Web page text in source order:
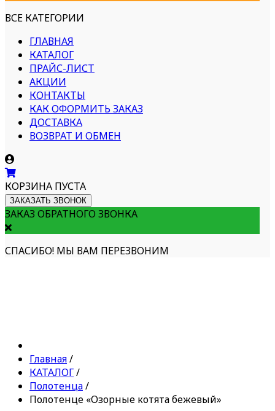
ВСЕ КАТЕГОРИИ
ГЛАВНАЯ
КАТАЛОГ
ПРАЙС-ЛИСТ
АКЦИИ
КОНТАКТЫ
КАК ОФОРМИТЬ ЗАКАЗ
ДОСТАВКА
ВОЗВРАТ И ОБМЕН
КОРЗИНА ПУСТА
ЗАКАЗАТЬ ЗВОНОК
ЗАКАЗ ОБРАТНОГО ЗВОНКА
СПАСИБО! МЫ ВАМ ПЕРЕЗВОНИМ
Главная/
КАТАЛОГ/
Полотенца/
Полотенце «Озорные котята бежевый»